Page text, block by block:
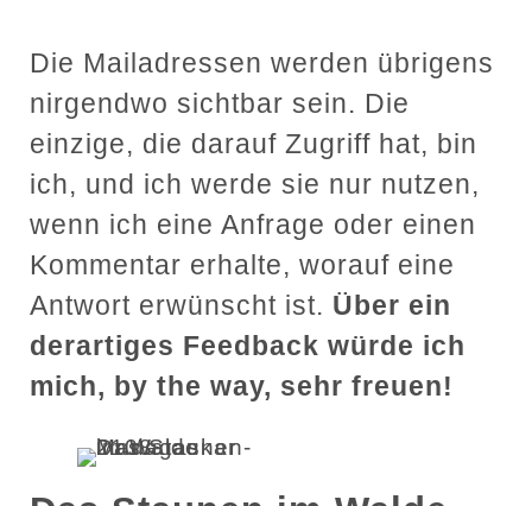
Die Mailadressen werden übrigens
nirgendwo sichtbar sein. Die
einzige, die darauf Zugriff hat, bin
ich, und ich werde sie nur nutzen,
wenn ich eine Anfrage oder einen
Kommentar erhalte, worauf eine
Antwort erwünscht ist. Über ein
derartiges Feedback würde ich
mich, by the way, sehr freuen!